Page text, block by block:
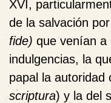
XVI,
de la salvación
fide) que venían a
indulgencias, la
papal la autoridad
scriptura) y la del